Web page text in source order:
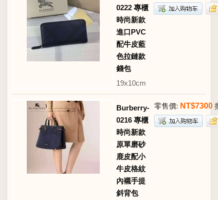
0222 專櫃
時尚新款
進口PVC
配牛皮藍
色拉鏈款
錢包
19x10cm
Burberry-
0216 專櫃
時尚新款
原單磨砂
鹿皮配小
牛皮格紋
內襯手提
斜背包
零售價: NT$7300